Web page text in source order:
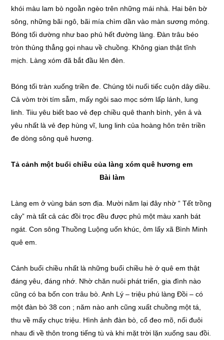
khói màu lam bò ngoằn ngèo trên những mái nhà. Hai bên bờ
sông, những bãi ngô, bãi mía chìm dần vào màn sương mỏng.
Bóng tối dường như bao phủ hết đường làng. Đàn trâu béo
tròn thủng thẳng gọi nhau về chuồng. Không gian thật tĩnh
mịch. Làng xóm đã bắt đầu lên đèn.
Bóng tối tràn xuống triền đe. Chúng tôi nuối tiếc cuộn dây diều.
Cả vòm trời tím sẫm, mấy ngôi sao mọc sớm lấp lánh, lung
linh. Tiiu yêu biết bao vẻ đẹp chiều quê thanh bình, yên ả và
yêu nhất là vẻ đẹp hùng vĩ, lung linh của hoàng hôn trên triền
đe dòng sông quê hương.
Tả cảnh một buổi chiều của làng xóm quê hương em
Bài làm
Làng em ở vùng bán sơn địa. Mười năm lại đây nhờ “ Tết trồng
cây” mà tất cả các đồi trọc đều được phủ một màu xanh bát
ngát. Con sông Thuồng Luộng uốn khúc, ôm lấy xã Bình Minh
quê em.
Cảnh buổi chiều nhất là những buổi chiều hè ở quê em thật
đáng yêu, đáng nhớ. Nhờ chăn nuôi phát triển, gia đình nào
cũng có ba bốn con trâu bò. Anh Lý – triệu phú làng Đồi – có
một đàn bò 38 con ; năm nào anh cũng xuất chuồng một tá,
thu về mấy chục triệu. Hình ảnh đàn bò, cổ đeo mõ, nối đuôi
nhau đi về thôn trong tiếng tù và khi mặt trời lặn xuống sau đồi.